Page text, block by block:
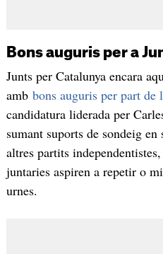
Bons auguris per a
Junts per Catalunya encara
amb bons auguris per part de
candidatura liderada per
sumant suports de sondeig
altres partits
juntaries aspiren a repetir o
urnes.